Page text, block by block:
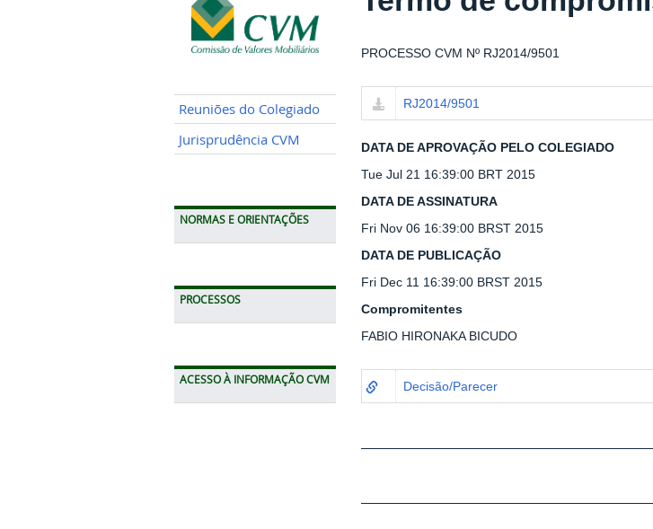
Reuniões do Colegiado
Jurisprudência CVM
NORMAS E ORIENTAÇÕES
PROCESSOS
ACESSO À INFORMAÇÃO CVM
PROCESSO CVM Nº RJ2014/9501
RJ2014/9501
DATA DE APROVAÇÃO PELO COLEGIADO
Tue Jul 21 16:39:00 BRT 2015
DATA DE ASSINATURA
Fri Nov 06 16:39:00 BRST 2015
DATA DE PUBLICAÇÃO
Fri Dec 11 16:39:00 BRST 2015
Compromitentes
FABIO HIRONAKA BICUDO
Decisão/Parecer